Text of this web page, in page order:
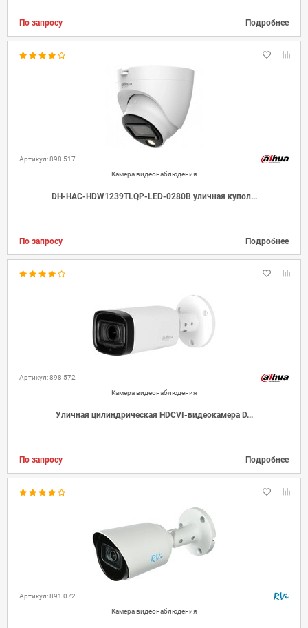
По запросу Подробнее
Артикул: 898 517
Камера видеонаблюдения
DH-HAC-HDW1239TLQP-LED-0280B уличная купол...
По запросу Подробнее
Артикул: 898 572
Камера видеонаблюдения
Уличная цилиндрическая HDCVI-видеокамера D...
По запросу Подробнее
Артикул: 891 072
Камера видеонаблюдения